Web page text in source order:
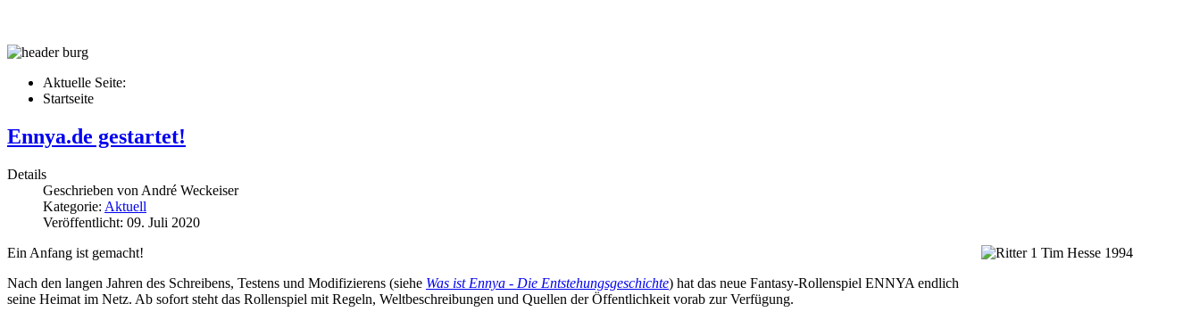
Aktuelle Seite:
Startseite
Ennya.de gestartet!
Details
Geschrieben von André Weckeiser
Kategorie: Aktuell
Veröffentlicht: 09. Juli 2020
Ein Anfang ist gemacht!
Nach den langen Jahren des Schreibens, Testens und Modifizierens (siehe Was ist Ennya - Die Entstehungsgeschichte) hat das neue Fantasy-Rollenspiel ENNYA endlich
seine Heimat im Netz. Ab sofort steht das Rollenspiel mit Regeln, Weltbeschreibungen und Quellen der Öffentlichkeit vorab zur Verfügung.